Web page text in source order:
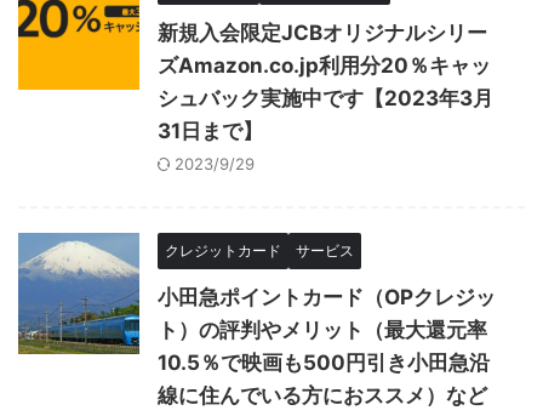
新規入会限定JCBオリジナルシリー
ズAmazon.co.jp利用分20％キャッ
シュバック実施中です【2023年3月
31日まで】
2023/9/29
クレジットカード サービス
小田急ポイントカード（OPクレジッ
ト）の評判やメリット（最大還元率
10.5％で映画も500円引き小田急沿
線に住んでいる方におススメ）など